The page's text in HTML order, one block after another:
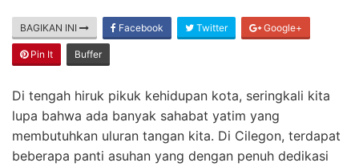
BAGIKAN INI Facebook Twitter Google+
Pin It Buffer
Di tengah hiruk pikuk kehidupan kota, seringkali kita
lupa bahwa ada banyak sahabat yatim yang
membutuhkan uluran tangan kita. Di Cilegon, terdapat
beberapa panti asuhan yang dengan penuh dedikasi